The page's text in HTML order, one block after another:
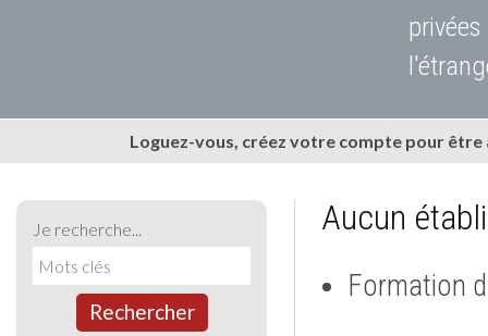
Loguez-vous, créez votre compte pour
Je recherche...
Rechercher
Aucun
Formation